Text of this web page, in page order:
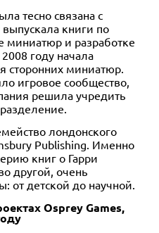
тесно связана с
книги по
миниатюр и разработке
году начала
сторонних миниатюр.
игровое сообщество,
решила учредить
лондонского
Publishing. Именно
книг о Гарри
другой, очень
от детской до научной.
Osprey Games,